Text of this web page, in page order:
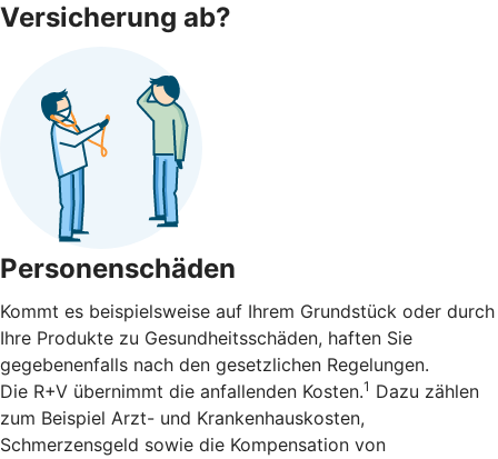
Versicherung ab?
Personenschäden
Kommt es beispielsweise auf Ihrem Grundstück oder durch
Ihre Produkte zu Gesundheitsschäden, haften Sie
gegebenenfalls nach den gesetzlichen Regelungen.
Die R+V übernimmt die anfallenden Kosten.1 Dazu zählen
zum Beispiel Arzt- und Krankenhauskosten,
Schmerzensgeld sowie die Kompensation von